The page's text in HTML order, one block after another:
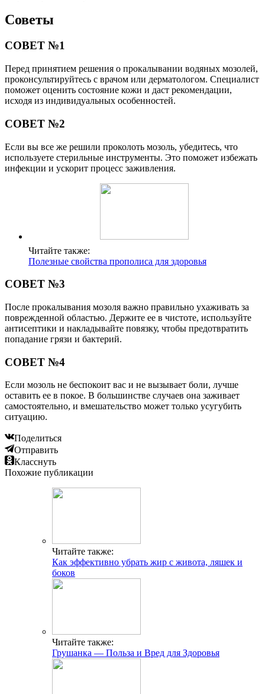
Советы
СОВЕТ №1
Перед принятием решения о прокалывании водяных мозолей,
проконсультируйтесь с врачом или дерматологом. Специалист
поможет оценить состояние кожи и даст рекомендации,
исходя из индивидуальных особенностей.
СОВЕТ №2
Если вы все же решили проколоть мозоль, убедитесь, что
используете стерильные инструменты. Это поможет избежать
инфекции и ускорит процесс заживления.
Читайте также:
Полезные свойства прополиса для здоровья
СОВЕТ №3
После прокалывания мозоля важно правильно ухаживать за
поврежденной областью. Держите ее в чистоте, используйте
антисептики и накладывайте повязку, чтобы предотвратить
попадание грязи и бактерий.
СОВЕТ №4
Если мозоль не беспокоит вас и не вызывает боли, лучше
оставить ее в покое. В большинстве случаев она заживает
самостоятельно, и вмешательство может только усугубить
ситуацию.
Поделиться
Отправить
Класснуть
Похожие публикации
Читайте также:
Как эффективно убрать жир с живота, ляшек и
боков
Читайте также:
Грушанка — Польза и Вред для Здоровья